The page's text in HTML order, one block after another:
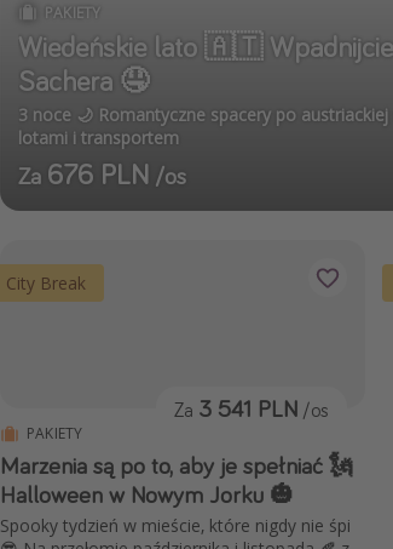
PAKIETY
Wiedeńskie lato 🇦🇹
Sachera 🤤
3 noce 🌙 Romantyczne spacery po
lotami i transportem
Za 676 PLN /os
City Break
PAKIETY
Marzenia są po to, aby je spełniać 🗽
Halloween w Nowym Jorku 🎃
Spooky tydzień w mieście, które nigdy nie śpi
Za 3 541 PLN /os